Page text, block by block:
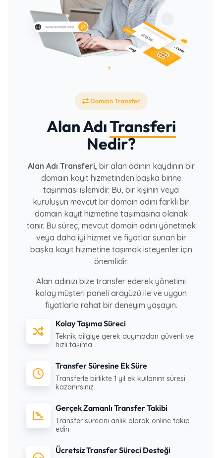
Domain Transfer
Alan AdıTransferi
Nedir?
Alan Adı Transferi, bir alan adının kaydının bir
domain kayıt hizmetinden başka birine
taşınması işlemidir. Bu, bir kişinin veya
kuruluşun mevcut bir domain adını farklı bir
domain kayıt hizmetine taşımasına olanak
tanır. Bu süreç, mevcut domain adını yönetmek
veya daha iyi hizmet ve fiyatlar sunan bir
başka kayıt hizmetine taşımak isteyenler için
önemlidir.
Alan adınızı bize transfer ederek yönetimi
kolay müşteri paneli arayüzü ile ve uygun
fiyatlarla rahat bir deneyim yaşayın.
Kolay Taşıma Süreci
Teknik bilgiye gerek duymadan güvenli ve
hızlı taşıma.
Transfer Süresine Ek Süre
Transferle birlikte 1 yıl ek kullanım süresi
kazanırsınız.
Gerçek Zamanlı Transfer Takibi
Transfer sürecini anlık olarak online takip
edin.
Ücretsiz Transfer Süreci Desteği